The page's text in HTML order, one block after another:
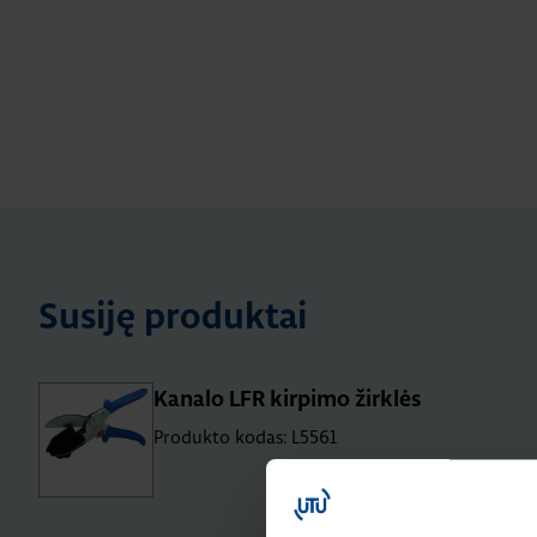
Susiję produktai
Kanalo LFR kirpimo žirklės
Produkto kodas: L5561